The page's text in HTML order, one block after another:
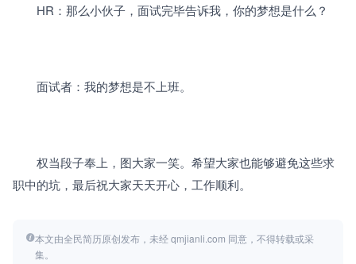
HR：那么小伙子，面试完毕告诉我，你的梦想是什么？
面试者：我的梦想是不上班。
权当段子奉上，图大家一笑。希望大家也能够避免这些求
职中的坑，最后祝大家天天开心，工作顺利。
本文由全民简历原创发布，未经 qmjianli.com 同意，不得转载或采
集。